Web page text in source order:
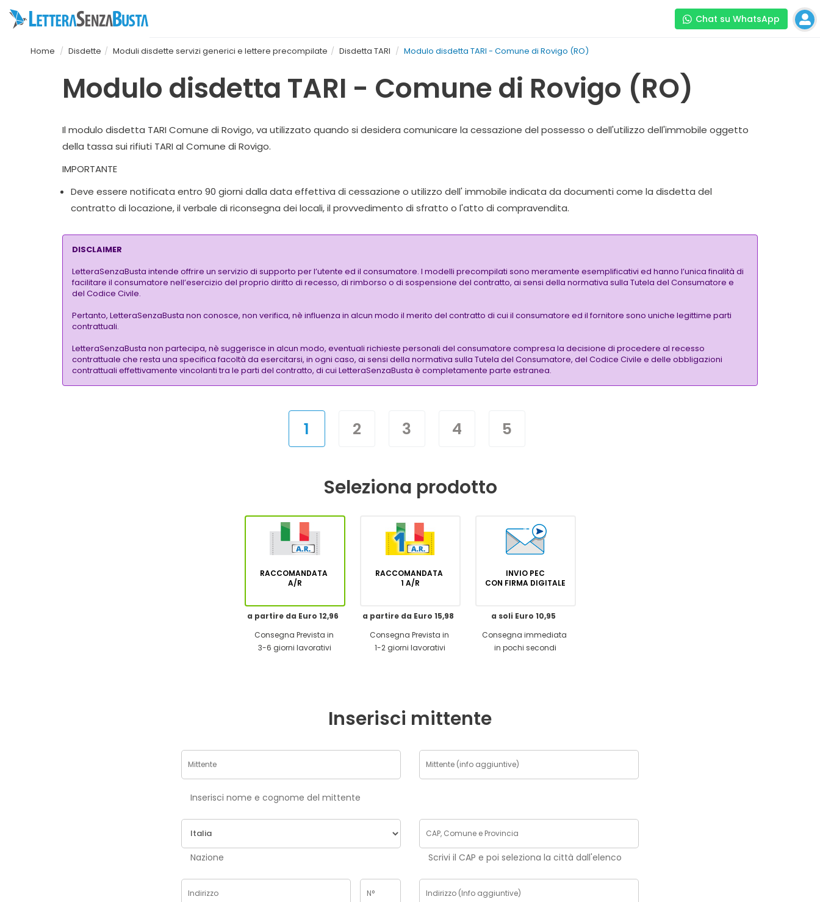
Chat su WhatsApp
Home Disdette Moduli disdette servizi generici e lettere precompilate Disdetta TARI Modulo disdetta TARI - Comune di Rovigo (RO)
Modulo disdetta TARI - Comune di Rovigo (RO)
Il modulo disdetta TARI Comune di Rovigo, va utilizzato quando si desidera comunicare la cessazione del possesso o dell'utilizzo dell'immobile oggetto
della tassa sui rifiuti TARI al Comune di Rovigo.
IMPORTANTE
Deve essere notificata entro 90 giorni dalla data effettiva di cessazione o utilizzo dell' immobile indicata da documenti come la disdetta del
contratto di locazione, il verbale di riconsegna dei locali, il provvedimento di sfratto o l'atto di compravendita.
DISCLAIMER
LetteraSenzaBusta intende offrire un servizio di supporto per l’utente ed il consumatore. I modelli precompilati sono meramente esemplificativi ed hanno l’unica finalità di
facilitare il consumatore nell’esercizio del proprio diritto di recesso, di rimborso o di sospensione del contratto, ai sensi della normativa sulla Tutela del Consumatore e
del Codice Civile.
Pertanto, LetteraSenzaBusta non conosce, non verifica, nè influenza in alcun modo il merito del contratto di cui il consumatore ed il fornitore sono uniche legittime parti
contrattuali.
LetteraSenzaBusta non partecipa, nè suggerisce in alcun modo, eventuali richieste personali del consumatore compresa la decisione di procedere al recesso
contrattuale che resta una specifica facoltà da esercitarsi, in ogni caso, ai sensi della normativa sulla Tutela del Consumatore, del Codice Civile e delle obbligazioni
contrattuali effettivamente vincolanti tra le parti del contratto, di cui LetteraSenzaBusta è completamente parte estranea.
1 2 3 4 5
Seleziona prodotto
RACCOMANDATA
A/R
a partire da Euro 12,96
Consegna Prevista in
3-6 giorni lavorativi
RACCOMANDATA
1 A/R
a partire da Euro 15,98
Consegna Prevista in
1-2 giorni lavorativi
INVIO PEC
CON FIRMA DIGITALE
a soli Euro 10,95
Consegna immediata
in pochi secondi
Inserisci mittente
Inserisci nome e cognome del mittente
Nazione Scrivi il CAP e poi seleziona la città dall'elenco